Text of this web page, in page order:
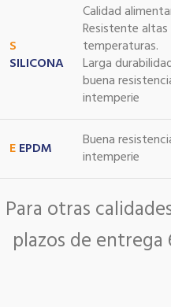
S
SILICONA
Calidad
Resistente altas
temperaturas.
Larga
buena
intemperie
EEPDM
Buena
intemperie
Para otras
plazos de entrega